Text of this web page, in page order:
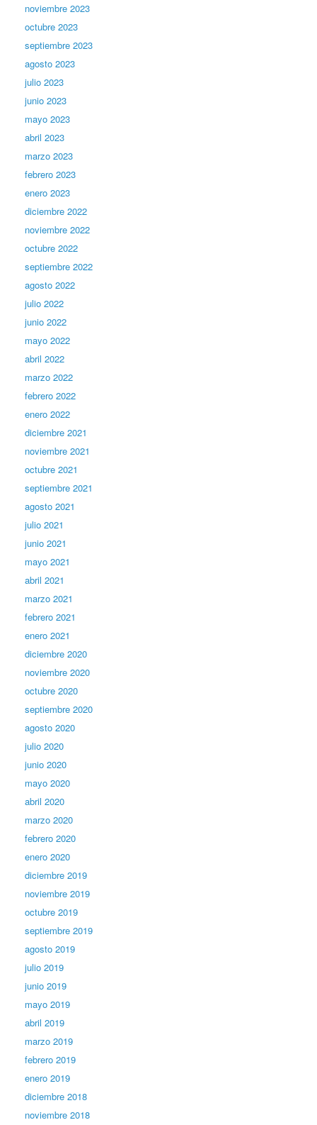
noviembre 2023
octubre 2023
septiembre 2023
agosto 2023
julio 2023
junio 2023
mayo 2023
abril 2023
marzo 2023
febrero 2023
enero 2023
diciembre 2022
noviembre 2022
octubre 2022
septiembre 2022
agosto 2022
julio 2022
junio 2022
mayo 2022
abril 2022
marzo 2022
febrero 2022
enero 2022
diciembre 2021
noviembre 2021
octubre 2021
septiembre 2021
agosto 2021
julio 2021
junio 2021
mayo 2021
abril 2021
marzo 2021
febrero 2021
enero 2021
diciembre 2020
noviembre 2020
octubre 2020
septiembre 2020
agosto 2020
julio 2020
junio 2020
mayo 2020
abril 2020
marzo 2020
febrero 2020
enero 2020
diciembre 2019
noviembre 2019
octubre 2019
septiembre 2019
agosto 2019
julio 2019
junio 2019
mayo 2019
abril 2019
marzo 2019
febrero 2019
enero 2019
diciembre 2018
noviembre 2018